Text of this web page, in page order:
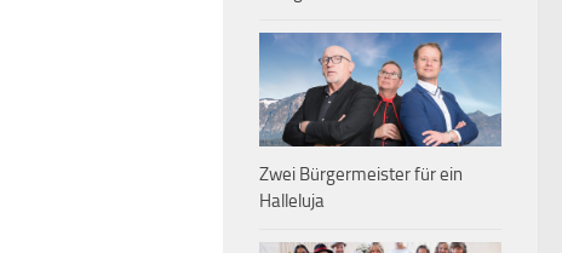
Zwei Bürgermeister für ein
Halleluja